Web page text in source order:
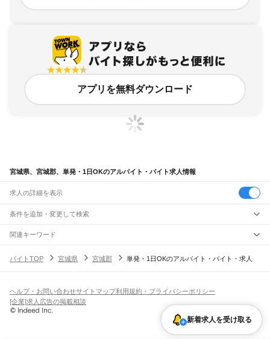
アプリを無料ダウンロード
宮城県、宮城郡、単発・1日OKのアルバイト・バイト求人情報
求人の詳細を表示
条件を追加・変更して検索
市区町村を追加・変更
宮城県すべて
石巻市塩竈市気仙沼市白石市名取市角田市多賀城市岩沼市登米市
東松島市大崎市富谷市 亘理郡宮城郡黒川郡加美郡遠田郡
駅を追加・変更
越河駅 白石駅東白石駅 北白川駅 大河原駅船岡駅槻木駅 岩沼駅 館腰駅
南仙台駅太子堂駅長町駅仙台駅東仙台駅岩切駅新利府駅利府駅陸前山王駅
国府多賀城駅塩釜駅松島駅 鹿島台駅松山町駅小牛田駅田尻駅
飲食・フードサービス
飲食・フードサービス
ホールスタッフ
皿洗い・洗い場精肉・鮮魚加工
バー（BAR）・バーテンダー
飲食店（店長・マネージャー）
特徴を追加・変更
人気
髪型・髪色自由ひげOKネイルOK
留学生・外国人活躍中
関連キーワード
宮城県 単発1日 ok宮城県 仙台市 単発・1日OK 1日
バイトTOP 宮城県 宮城郡 単発・1日OKのアルバイト・バイト・求人
新着求人を受け取る
ヘルプ・お問い合わせサイトマップ利用規約・プライバシーポリシー
[企業]求人広告の掲載相談